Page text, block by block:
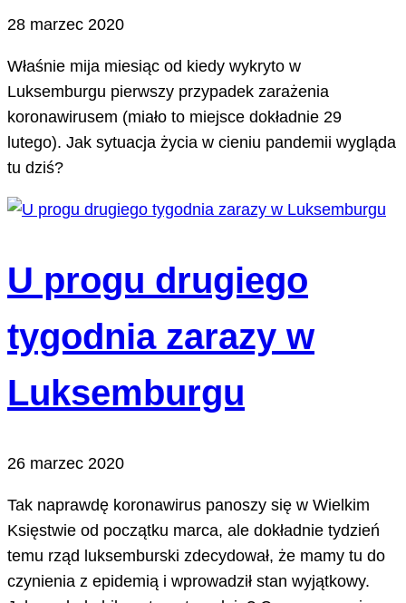
28 marzec 2020
Właśnie mija miesiąc od kiedy wykryto w
Luksemburgu pierwszy przypadek zarażenia
koronawirusem (miało to miejsce dokładnie 29
lutego). Jak sytuacja życia w cieniu pandemii wygląda
tu dziś?
U progu drugiego
tygodnia zarazy w
Luksemburgu
26 marzec 2020
Tak naprawdę koronawirus panoszy się w Wielkim
Księstwie od początku marca, ale dokładnie tydzień
temu rząd luksemburski zdecydował, że mamy tu do
czynienia z epidemią i wprowadził stan wyjątkowy.